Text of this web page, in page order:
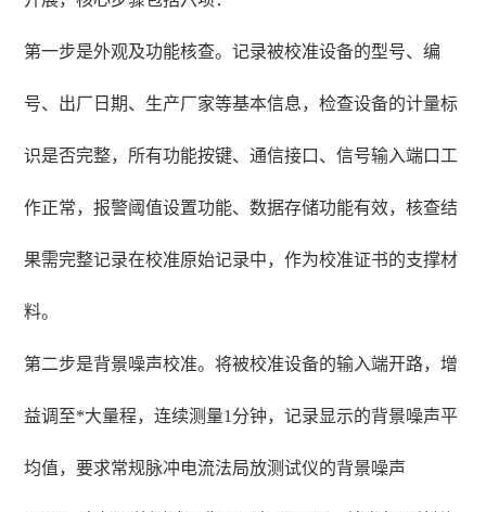
第一步是外观及功能核查。记录被校准设备的型号、编
号、出厂日期、生产厂家等基本信息，检查设备的计量标
识是否完整，所有功能按键、通信接口、信号输入端口工
作正常，报警阈值设置功能、数据存储功能有效，核查结
果需完整记录在校准原始记录中，作为校准证书的支撑材
料。
第二步是背景噪声校准。将被校准设备的输入端开路，增
益调至*大量程，连续测量1分钟，记录显示的背景噪声平
均值，要求常规脉冲电流法局放测试仪的背景噪声